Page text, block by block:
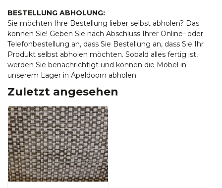
BESTELLUNG ABHOLUNG:
Sie möchten Ihre Bestellung lieber selbst abholen? Das
können Sie! Geben Sie nach Abschluss Ihrer Online- oder
Telefonbestellung an, dass Sie Bestellung an, dass Sie Ihr
Produkt selbst abholen möchten. Sobald alles fertig ist,
werden Sie benachrichtigt und können die Möbel in
unserem Lager in Apeldoorn abholen.
Zuletzt angesehen